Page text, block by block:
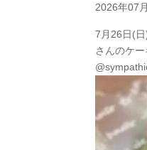
2026年07
7月26日(
さんのケ